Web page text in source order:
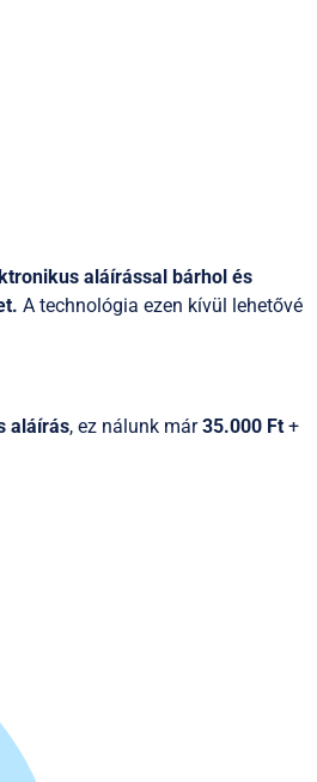
aláírással bárhol és
A technológia ezen kívül lehetővé
aláírás, ez nálunk már35.000 Ft +